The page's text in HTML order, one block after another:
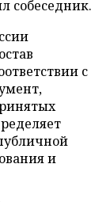
собеседник.
с
и